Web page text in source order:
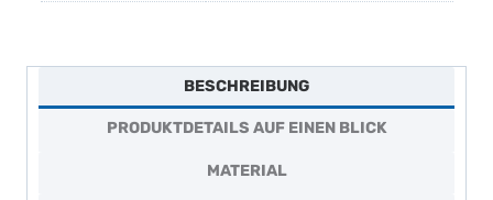
BESCHREIBUNG
PRODUKTDETAILS AUF EINEN BLICK
MATERIAL